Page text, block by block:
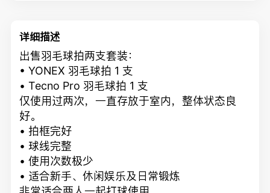
详细描述
出售羽毛球拍两支套装：
• YONEX 羽毛球拍 1 支
• Tecno Pro 羽毛球拍 1 支
仅使用过两次，一直存放于室内，整体状态良
好。
• 拍框完好
• 球线完整
• 使用次数极少
• 适合新手、休闲娱乐及日常锻炼